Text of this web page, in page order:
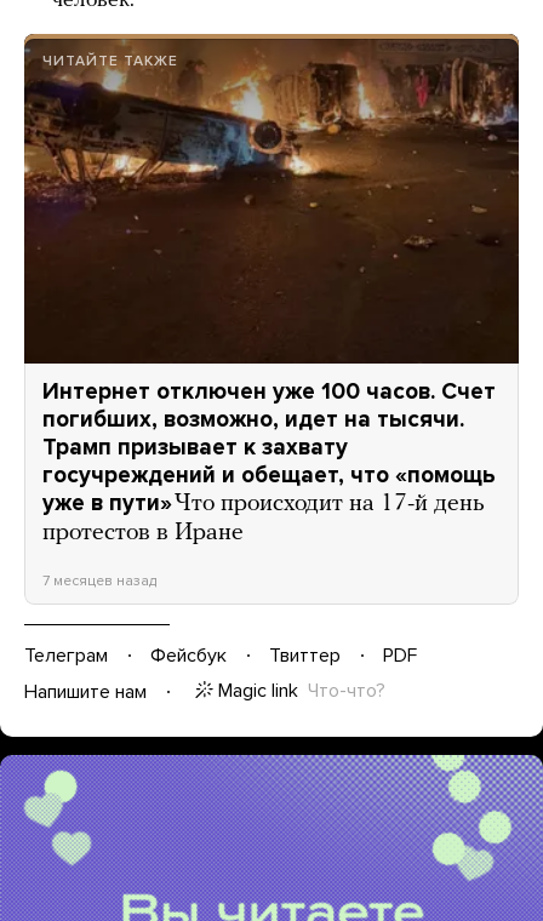
ЧИТАЙТЕ ТАКЖЕ
Интернет отключен уже 100 часов. Счет
погибших, возможно, идет на тысячи.
Трамп призывает к захвату
госучреждений и обещает, что «помощь
уже в пути»Что происходит на 17-й день
протестов в Иране
7 месяцев назад
Телеграм Фейсбук Твиттер
PDF
Напишите нам
Magic link Что-что?